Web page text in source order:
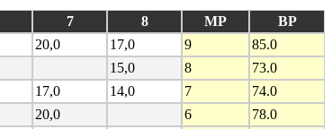
7 8 MP
BP
20,0 17,0 9
85.0
15,0 8
73.0
17,0 14,0 7
74.0
20,0 6
78.0